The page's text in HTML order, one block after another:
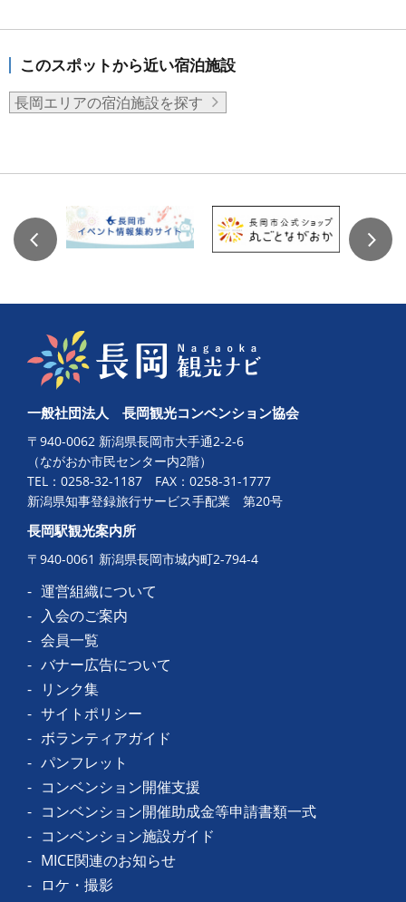
このスポットから近い宿泊施設
長岡エリアの宿泊施設を探す
一般社団法人 長岡観光コンベンション協会
〒940-0062 新潟県長岡市大手通2-2-6
（ながおか市民センター内2階）
TEL： 0258-32-1187 FAX：0258-31-1777
新潟県知事登録旅行サービス手配業 第20号
長岡駅観光案内所
〒940-0061 新潟県長岡市城内町2-794-4
運営組織について
入会のご案内
会員一覧
バナー広告について
リンク集
サイトポリシー
ボランティアガイド
パンフレット
コンベンション開催支援
コンベンション開催助成金等申請書類一式
コンベンション施設ガイド
MICE関連のお知らせ
ロケ・撮影